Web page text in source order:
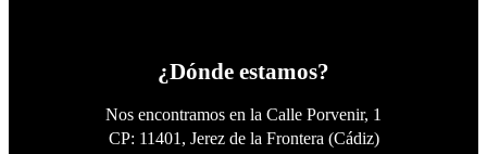
¿Dónde estamos?
Nos encontramos en la Calle Porvenir, 1
CP: 11401, Jerez de la Frontera (Cádiz)